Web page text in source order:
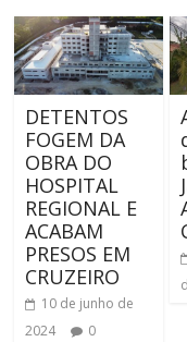
DETENTOS
FOGEM DA
OBRA DO
HOSPITAL
REGIONAL E
ACABAM
PRESOS EM
CRUZEIRO
10 de junho de
2024
0